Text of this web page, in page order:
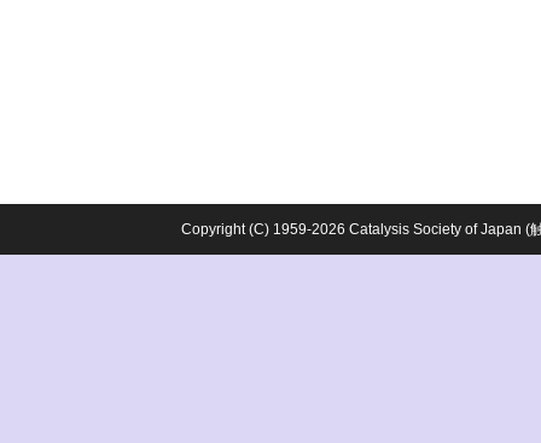
Copyright (C) 1959-2026 Catalysis Society of Japan (